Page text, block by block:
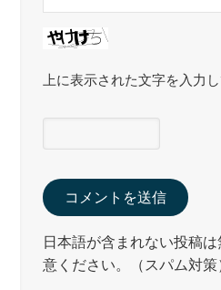
上に表示された文字を入力し
日本語が含まれない投稿
意ください。（スパム対策